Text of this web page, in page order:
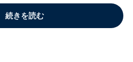
続きを読む